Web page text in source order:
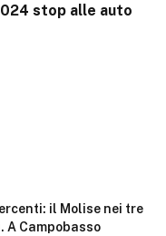
stop alle auto
il Molise nei tre
A Campobasso